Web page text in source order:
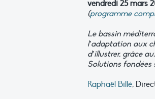
vendredi 25 mars
(programme
Le bassin
l’adaptation aux
d’illustrer, grâce
Solutions fondées
Raphaël Billé,